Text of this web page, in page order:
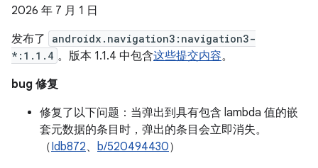
2026 年 7 月 1 日
发布了
androidx.navigation3:navigation3-
*:1.1.4 。版本 1.1.4 中包含这些提交内容。
bug 修复
修复了以下问题：当弹出到具有包含 lambda 值的嵌
套元数据的条目时，弹出的条目会立即消失。
（Idb872、 b/520494430）